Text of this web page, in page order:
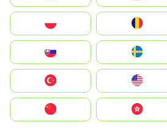
United States
中國香港特別行政區